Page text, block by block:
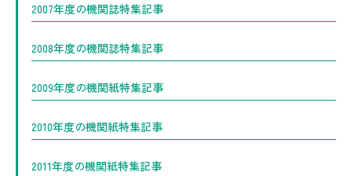
2007年度の機関誌特集記事
2008年度の機関誌特集記事
2009年度の機関紙特集記事
2010年度の機関紙特集記事
2011年度の機関紙特集記事